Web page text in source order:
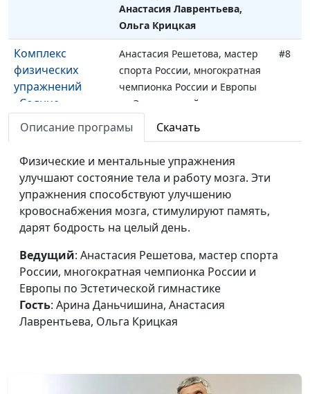
Анастасия Лаврентьева,
Ольга Крицкая
Комплекс
физических
упражнений
«Солнце»
Анастасия Решетова, мастер
спорта России, многократная
чемпионка России и Европы
по Эстетической гимнастике,
#8
Комплекс
физических
упражнений
«Всем привет!»
Анастасия Решетова, мастер
спорта России, многократная
чемпионка России и Европы
по Эстетической гимнастике,
Лобанова, Анастасия
Лаврентьева
Комплекс
физических
Эдемского сада»
Анастасия Решетова, мастер
спорта России, многократная
Вероника Кузьмина, Антонина
Описание програмы Скачать
Физические и ментальные упражнения
улучшают состояние тела и работу мозга. Эти
упражнения способствуют улучшению
кровоснабжения мозга, стимулируют память,
дарят бодрость на целый день.
Ведущий: Анастасия Решетова, мастер спорта
России, многократная чемпионка России и
Европы по Эстетической гимнастике
Гость: Арина Даньчишина, Анастасия
Лаврентьева, Ольга Крицкая